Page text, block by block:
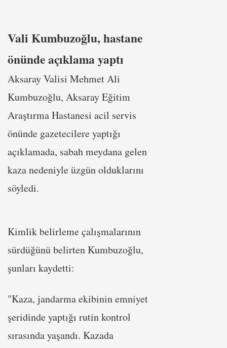
Vali Kumbuzoğlu, hastane
önünde açıklama yaptı
Aksaray Valisi Mehmet Ali
Kumbuzoğlu, Aksaray Eğitim
Araştırma Hastanesi acil servis
önünde gazetecilere yaptığı
açıklamada, sabah meydana gelen
kaza nedeniyle üzgün olduklarını
söyledi.
Kimlik belirleme çalışmalarının
sürdüğünü belirten Kumbuzoğlu,
şunları kaydetti:
"Kaza, jandarma ekibinin emniyet
şeridinde yaptığı rutin kontrol
sırasında yaşandı. Kazada